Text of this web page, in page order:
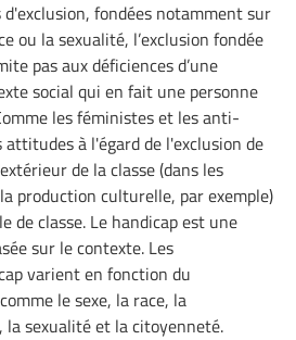
fondées notamment sur
ou la sexualité, l’exclusion fondée
pas aux déficiences d’une
social qui en fait une personne
les féministes et les anti-
à l'égard de l'exclusion de
de la classe (dans les
production culturelle, par exemple)
de classe. Le handicap est une
sur le contexte. Les
varient en fonction du
le sexe, la race, la
sexualité et la citoyenneté.